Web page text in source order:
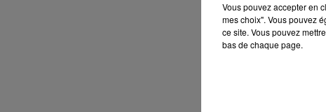
Vous pouvez accepter en
mes choix". Vous pouvez
ce site. Vous pouvez
bas de chaque page.